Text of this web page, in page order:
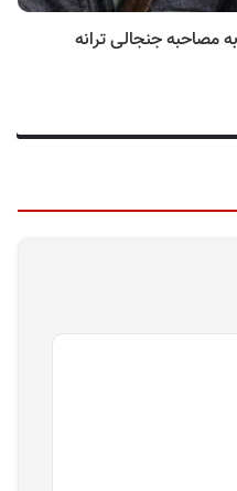
مصاحبه جنجالی ترانه